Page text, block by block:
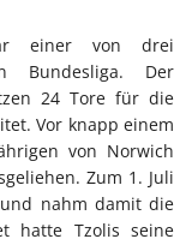
einer von drei
Bundesliga. Der
24 Tore für die
Vor knapp einem
von Norwich
Zum 1. Juli
nahm damit die
hatte Tzolis seine